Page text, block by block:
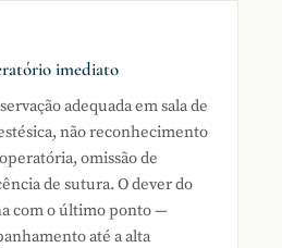
imediato
adequada em sala de
não reconhecimento
omissão de
de sutura. O dever do
com o último ponto —
até a alta